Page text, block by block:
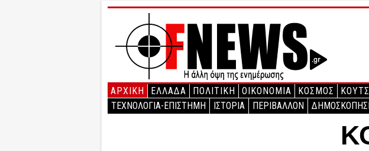
ΑΡΧΙΚΉ ΕΛΛΑΔΑ ΠΟΛΙΤΙΚΗ ΟΙΚΟΝΟΜΙΑ ΚΟΣΜΟΣ
ΤΕΧΝΟΛΟΓΙΑ-ΕΠΙΣΤΗΜΗ
ΙΣΤΟΡΙΑ ΠΕΡΙΒΑΛΛΟΝ